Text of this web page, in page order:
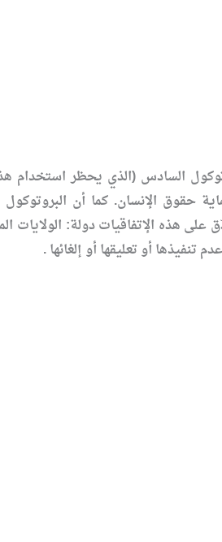
السادس (الذي يحظر استخدام
حقوق الإنسان. كما أن البروتوكول
هذه الإتفاقيات دولة: الولايات
أو تعليقها أو إلغائها .